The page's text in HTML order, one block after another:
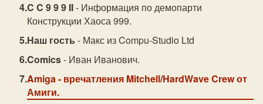
C C 9 9 9 II- Информация по демопарти
Конструкции Хаоса 999.
Наш гость - Макс из Compu-Studio Ltd
Comics- Иван Иванович.
Amiga- вречатления Mitchell/HardWave Crew от
Амиги.